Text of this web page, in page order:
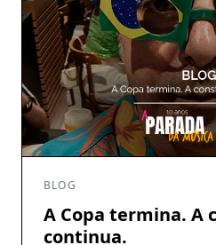
BLOG
A Copa termina. A
continua.